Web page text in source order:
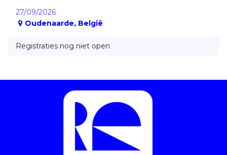
27/09/2026
Oudenaarde, België
Registraties nog niet open